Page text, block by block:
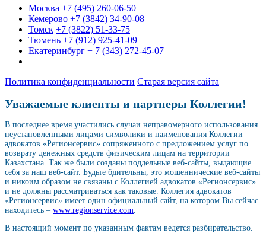
Москва +7 (495) 260-06-50
Кемерово +7 (3842) 34-90-08
Томск +7 (3822) 51-33-75
Тюмень +7 (912) 925-41-09
Екатеринбург + 7 (343) 272-45-07
Политика конфиденциальности Старая версия сайта
Уважаемые клиенты и партнеры Коллегии!
В последнее время участились случаи неправомерного использования
неустановленными лицами символики и наименования Коллегии
адвокатов «Регионсервис» сопряженного с предложением услуг по
возврату денежных средств физическим лицам на территории
Казахстана. Так же были созданы поддельные веб-сайты, выдающие
себя за наш веб-сайт. Будьте бдительны, это мошеннические веб-сайты
и никоим образом не связаны с Коллегией адвокатов «Регионсервис»
и не должны рассматриваться как таковые. Коллегия адвокатов
«Регионсервис» имеет один официальный сайт, на котором Вы сейчас
находитесь – www.regionservice.com
В настоящий момент по указанным фактам ведется разбирательство.